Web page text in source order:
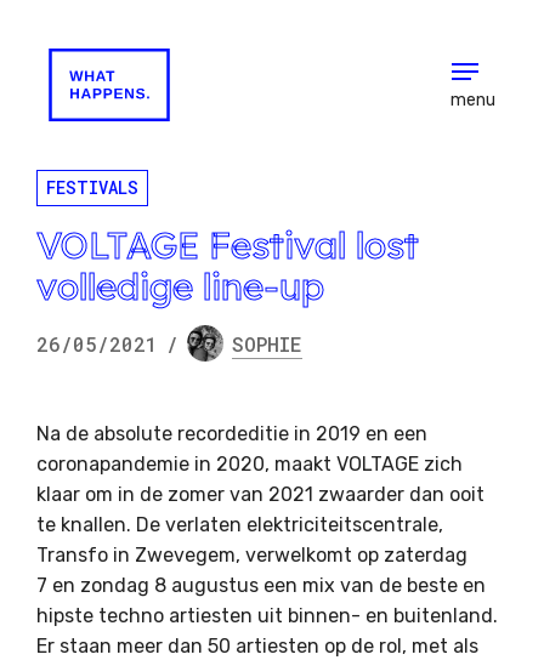
menu
FESTIVALS
VOLTAGE Festival lost
volledige line-up
26/05/2021 / SOPHIE
Na de absolute recordeditie in 2019 en een
coronapandemie in 2020, maakt VOLTAGE zich
klaar om in de zomer van 2021 zwaarder dan ooit
te knallen. De verlaten elektriciteitscentrale,
Transfo in Zwevegem, verwelkomt op zaterdag
7 en zondag 8 augustus een mix van de beste en
hipste techno artiesten uit binnen- en buitenland.
Er staan meer dan 50 artiesten op de rol, met als